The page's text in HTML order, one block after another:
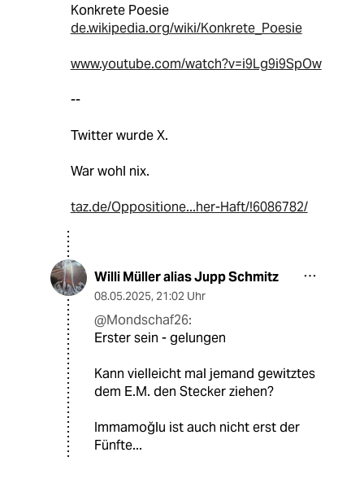
Konkrete Poesie
de.wikipedia.org/wiki/Konkrete_Poesie
www.youtube.com/watch?v=i9Lg9i9SpOw
--
Twitter wurde X.
War wohl nix.
taz.de/Oppositione...her-Haft/!6086782/
Willi Müller alias Jupp Schmitz
08.05.2025, 21:02 Uhr
@Mondschaf26:
Erster sein - gelungen
Kann vielleicht mal jemand gewitztes
dem E.M. den Stecker ziehen?
Immamoğlu ist auch nicht erst der
Fünfte...